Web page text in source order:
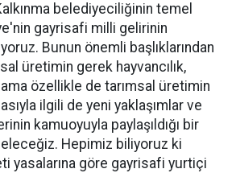
belediyeciliğinin temel
gayrisafi milli gelirinin
Bunun önemli başlıklarından
üretimin gerek hayvancılık,
ama özellikle de tarımsal üretimin
ilgili de yeni yaklaşımlar ve
kamuoyuyla paylaşıldığı bir
Hepimiz biliyoruz ki
yasalarına göre gayrisafi yurtiçi